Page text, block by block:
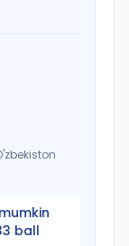
ball